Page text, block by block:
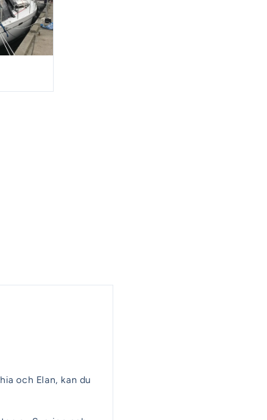
och Elan, kan du